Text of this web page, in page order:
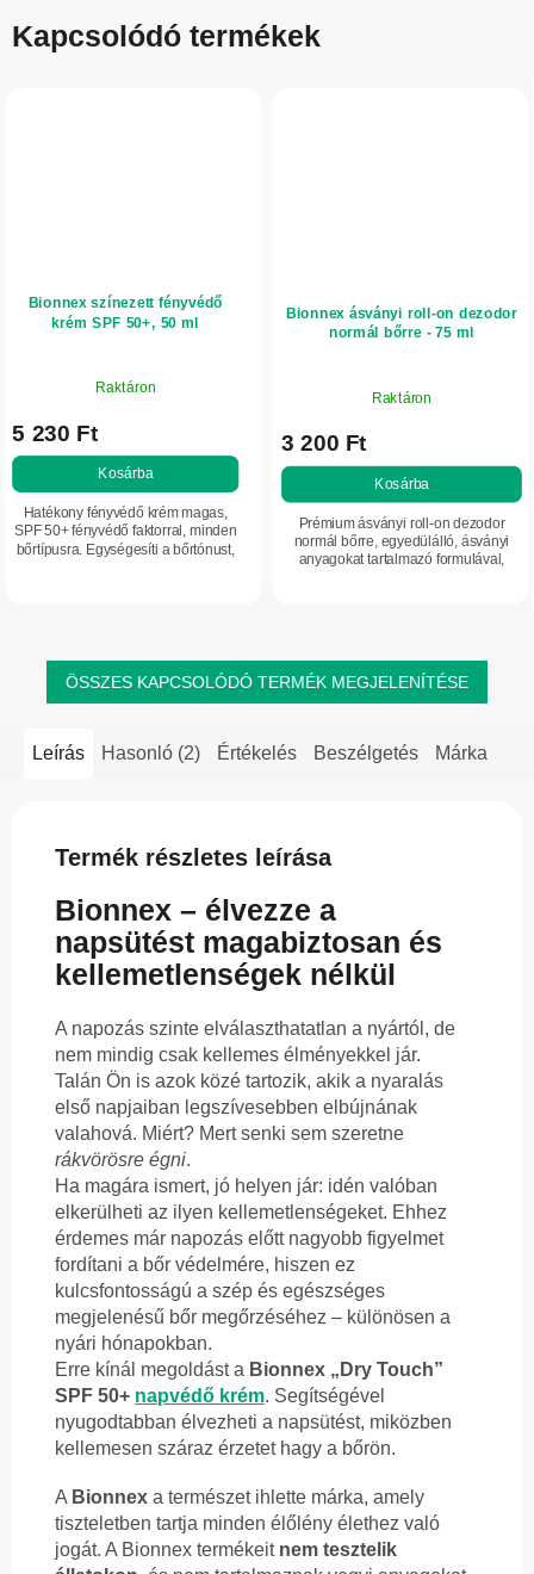
Kapcsolódó termékek
Bionnex színezett fényvédő
krém SPF 50+, 50 ml
Raktáron
5 230 Ft
Kosárba
Hatékony fényvédő krém magas,
SPF 50+ fényvédő faktorral, minden
bőrtípusra. Egységesíti a bőrtónust,
Bionnex ásványi roll-on dezodor
normál bőrre - 75 ml
Raktáron
3 200 Ft
Kosárba
Prémium ásványi roll-on dezodor
normál bőrre, egyedülálló, ásványi
anyagokat tartalmazó formulával,
ÖSSZES KAPCSOLÓDÓ TERMÉK MEGJELENÍTÉSE
Leírás Hasonló (2) Értékelés Beszélgetés Márka
Termék részletes leírása
Bionnex – élvezze a
napsütést magabiztosan és
kellemetlenségek nélkül
A napozás szinte elválaszthatatlan a nyártól, de
nem mindig csak kellemes élményekkel jár.
Talán Ön is azok közé tartozik, akik a nyaralás
első napjaiban legszívesebben elbújnának
valahová. Miért? Mert senki sem szeretne
rákvörösre égni.
Ha magára ismert, jó helyen jár: idén valóban
elkerülheti az ilyen kellemetlenségeket. Ehhez
érdemes már napozás előtt nagyobb figyelmet
fordítani a bőr védelmére, hiszen ez
kulcsfontosságú a szép és egészséges
megjelenésű bőr megőrzéséhez – különösen a
nyári hónapokban.
Erre kínál megoldást a Bionnex „Dry Touch”
SPF 50+ napvédő krém. Segítségével
nyugodtabban élvezheti a napsütést, miközben
kellemesen száraz érzetet hagy a bőrön.
A Bionnex a természet ihlette márka, amely
tiszteletben tartja minden élőlény élethez való
jogát. A Bionnex termékeit nem tesztelik